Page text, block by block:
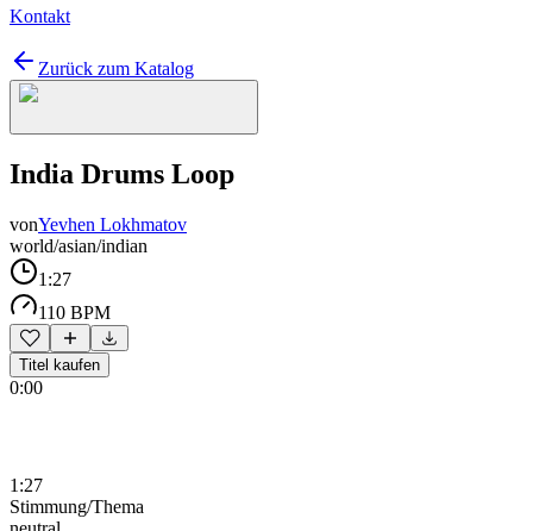
Kontakt
Zurück zum Katalog
India Drums Loop
vonYevhen Lokhmatov
world/asian/indian
1:27
110 BPM
Titel kaufen
0:00
1:27
Stimmung/Thema